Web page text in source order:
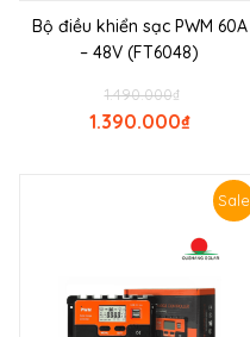
Bộ điều khiển sạc PWM 60A
– 48V (FT6048)
₫
1.490.000
₫
1.390.000
Sale